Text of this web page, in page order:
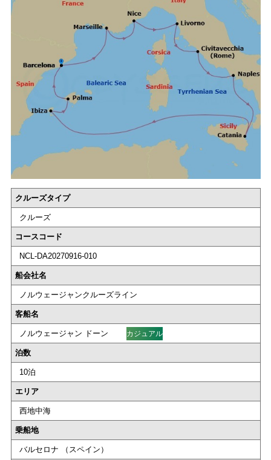
クルーズタイプ
クルーズ
コースコード
NCL-DA20270916-010
船会社名
ノルウェージャンクルーズライン
客船名
ノルウェージャン ドーン カジュアル
泊数
10泊
エリア
西地中海
乗船地
バルセロナ （スペイン）